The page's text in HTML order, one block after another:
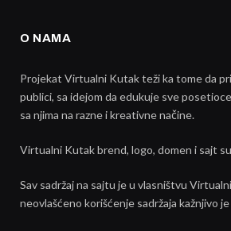
O NAMA
Projekat Virtualni Kutak teži ka tome da
publici, sa idejom da edukuje sve
sa njima na razne i kreativne načine.
Virtualni Kutak brend, logo, domen i sajt
Sav sadržaj na sajtu je u vlasništvu
neovlašćeno korišćenje sadržaja kažnjivo